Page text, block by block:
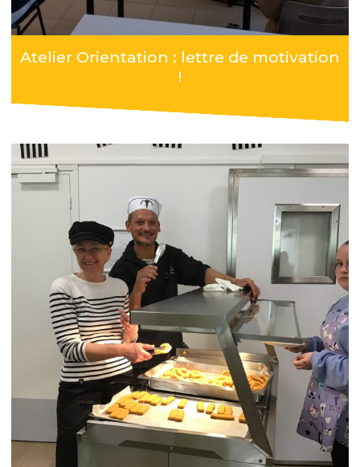
Atelier Orientation : lettre de motivation
!